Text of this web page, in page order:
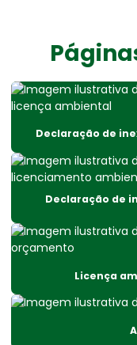
Consultoria de meio
Declaração de
Declaração de
Declaração de
Dispensa de licença
Dispensa de
Empresa
Declaração de
Declaração de
Licença